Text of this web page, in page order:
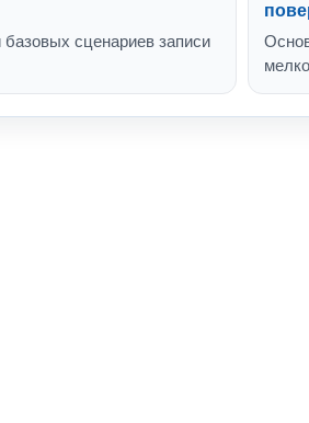
сценариев записи